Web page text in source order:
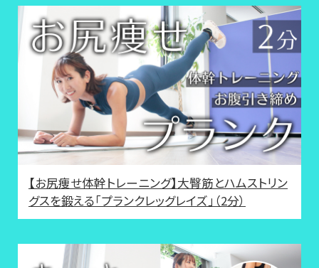
【お尻痩せ体幹トレーニング】大臀筋とハムストリン
グスを鍛える「プランクレッグレイズ」（2分）